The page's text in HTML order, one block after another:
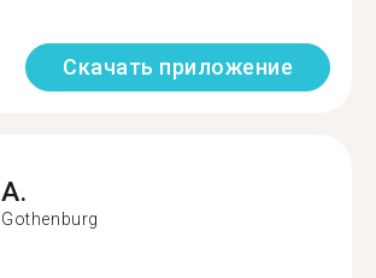
Скачать приложение
A.
Gothenburg